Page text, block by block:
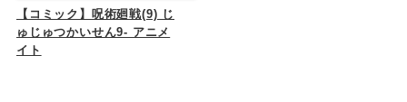
【コミック】呪術廻戦(9) じ
ゅじゅつかいせん9- アニメ
イト